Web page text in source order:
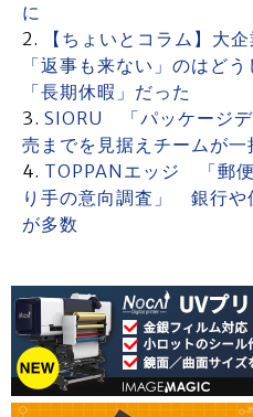
に
【ちょいとコラム】大
「返事も来ない」のはど
「長期休暇」だった
SIORU 「パッケージ
売までを見据えチームが一
TOPPANエッジ 「郵
り手の意向調査」 銀行や
が多数